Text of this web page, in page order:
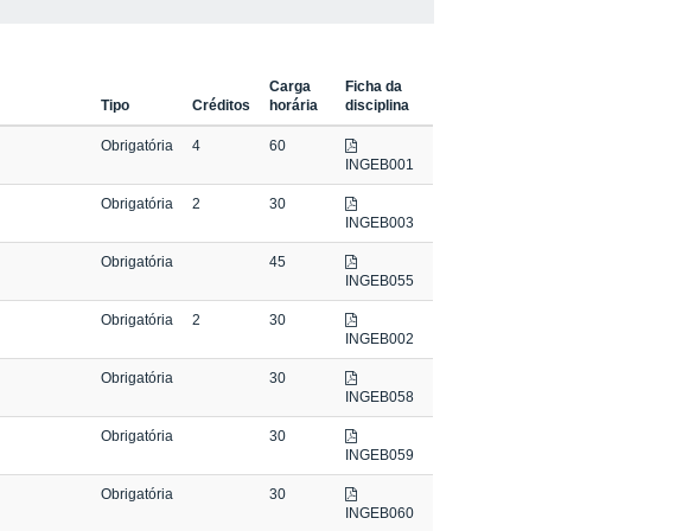
Tipo Créditos
Carga
horária
Ficha da
disciplina
Obrigatória 4
60
INGEB001
Obrigatória 2
30
INGEB003
Obrigatória
45
INGEB055
Obrigatória 2
30
INGEB002
Obrigatória
30
INGEB058
Obrigatória
30
INGEB059
Obrigatória
30
INGEB060